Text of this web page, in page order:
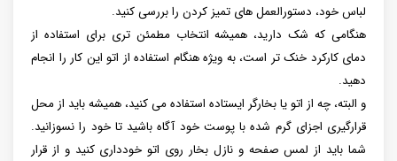
لباس خود، دستورالعمل های تمیز کردن را بررسی کنید.
هنگامی که شک دارید، همیشه انتخاب مطمئن‌ تری برای استفاده از
دمای کارکرد خنک‌ تر است، به‌ ویژه هنگام استفاده از اتو این کار را انجام
دهید.
و البته، چه از اتو یا بخارگر ایستاده استفاده می‌ کنید، همیشه باید از محل
قرارگیری اجزای گرم شده با پوست خود آگاه باشید تا خود را نسوزانید.
شما باید از لمس صفحه و نازل بخار روی اتو خودداری کنید و از قرار